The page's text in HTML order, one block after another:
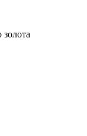
золота